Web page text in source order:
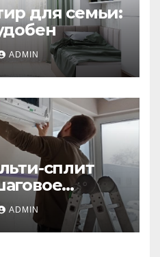
для семьи:
ADMIN
сплит
ADMIN